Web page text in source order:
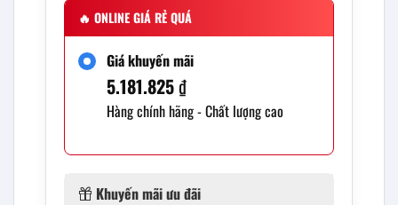
🔥 ONLINE GIÁ RẺ QUÁ
Giá khuyến mãi
5.181.825₫
Hàng chính hãng - Chất lượng cao
Khuyến mãi ưu đãi